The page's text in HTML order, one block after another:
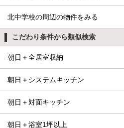
北中学校の周辺の物件をみる
こだわり条件から類似検索
朝日＋全居室収納
朝日＋システムキッチン
朝日＋対面キッチン
朝日＋浴室1坪以上